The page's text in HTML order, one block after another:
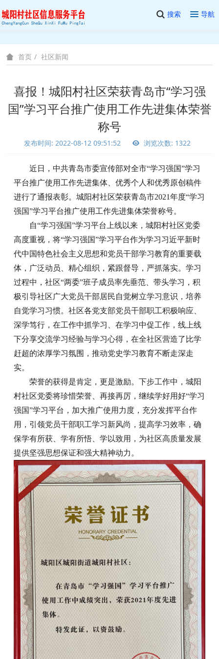
搜索 导航
首页 社区新闻
喜报！城阳村社区荣获青岛市“学习强
国”学习平台推广使用工作先进集体荣誉
称号
发布时间: 2022-08-12 09:51:52 浏览次数: 1322
近日，中共青岛市委宣传部对全市“学习强国”学习
平台推广使用工作先进集体、优秀个人和优秀原创稿件
进行了通报表彰。城阳村社区荣获青岛市2021年度“学习
强国”学习平台推广使用工作先进集体荣誉称号。
自“学习强国”学习平台上线以来，城阳村社区党委
高度重视，将“学习强国”学习平台作为学习习近平新时
代中国特色社会主义思想和党员干部学习教育的重要载
体，广泛动员、精心组织，紧跟督导，严抓落实。学习
过程中，社区“两委”班子成员率先垂范、带头学习，积
极引导社区广大党员干部居民自觉树立学习意识，培养
自觉学习习惯。社区各党支部党员干部职工积极响应、
深学笃行，在工作中抓学习、在学习中促工作，线上线
下分享交流学习经验与学习心得，在全社区营造了比学
赶超的浓厚学习氛围，推动党史学习教育不断走深走
实。
荣誉的获得是肯定，更是激励。下步工作中，城阳
村社区党委将珍惜荣誉、再接再厉，继续学好用好“学习
强国”学习平台，加大推广使用力度，充分发挥平台作
用，引领党员干部职工学习新风尚，提高学习效率，确
保学有所获、学有所悟、学以致用，为社区高质量发展
提供坚强思想保证和强大精神动力。